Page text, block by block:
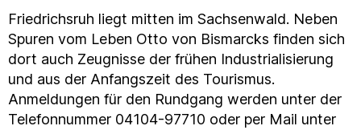
Friedrichsruh liegt mitten im Sachsenwald. Neben
Spuren vom Leben Otto von Bismarcks finden sich
dort auch Zeugnisse der frühen Industrialisierung
und aus der Anfangszeit des Tourismus.
Anmeldungen für den Rundgang werden unter der
Telefonnummer 04104-97710 oder per Mail unter